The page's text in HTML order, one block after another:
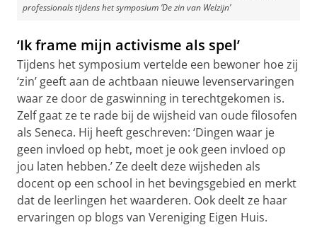
professionals tijdens het symposium ‘De zin van Welzijn’
‘Ik frame mijn activisme als spel’
Tijdens het symposium vertelde een bewoner hoe zij
‘zin’ geeft aan de achtbaan nieuwe levenservaringen
waar ze door de gaswinning in terechtgekomen is.
Zelf gaat ze te rade bij de wijsheid van oude filosofen
als Seneca. Hij heeft geschreven: ‘Dingen waar je
geen invloed op hebt, moet je ook geen invloed op
jou laten hebben.’ Ze deelt deze wijsheden als
docent op een school in het bevingsgebied en merkt
dat de leerlingen het waarderen. Ook deelt ze haar
ervaringen op blogs van Vereniging Eigen Huis.